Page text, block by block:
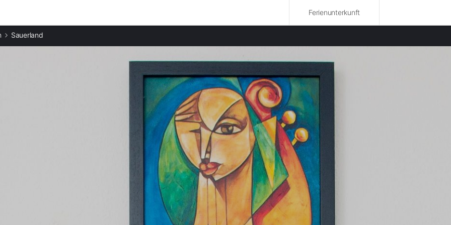
Ferienunterkunft
Ferienwohnungen in Arnsberg mieten
Ferienwohnungen im Ruhrgebiet mieten
Sauerland